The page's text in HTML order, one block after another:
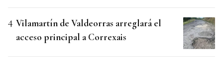
Vilamartín de Valdeorras arreglará el
acceso principal a Correxais